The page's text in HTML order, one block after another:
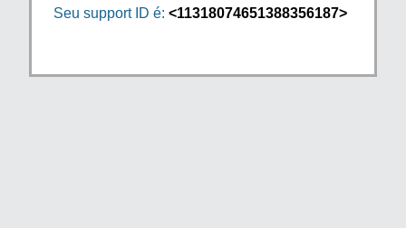
Seu support ID é: <11318074651388356187>